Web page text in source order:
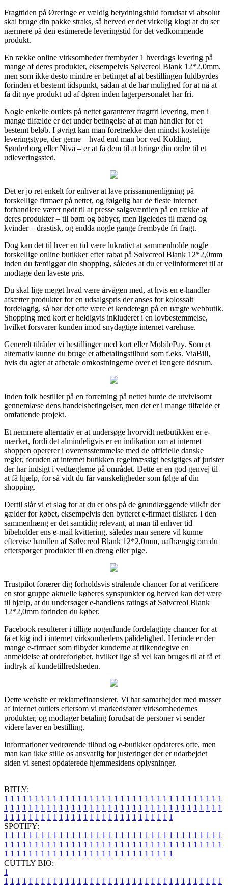
Fragttiden på Øreringe er vældig betydningsfuld forudsat vi absolut
skal bruge din pakke straks, så herved er det virkelig klogt at du ser
nærmere på den estimerede leveringstid for det vedkommende
produkt.
En række online virksomheder frembyder 1 hverdags levering på
mange af deres produkter, eksempelvis Sølvcreol Blank 12*2,0mm,
men som ikke desto mindre er betinget af at bestillingen fuldbyrdes
forinden et bestemt tidspunkt, sådan at de har mulighed for at nå at
få dit nye produkt ud af døren inden lagerpersonalet har fri.
Nogle enkelte outlets på nettet garanterer fragtfri levering, men i
mange tilfælde er det under betingelse af at man handler for et
bestemt beløb. I øvrigt kan man foretrække den mindst kostelige
leveringstype, der gerne – hvad end man bor ved Kolding,
Sønderborg eller Nivå – er at få dem til at bringe din ordre til et
udleveringssted.
Det er jo ret enkelt for enhver at lave prissammenligning på
forskellige firmaer på nettet, og følgelig har de fleste internet
forhandlere været nødt til at presse salgsværdien på en række af
deres produkter – til børn og babyer, men ligeledes til mænd og
kvinder – drastisk, og endda nogle gange frembyde fri fragt.
Dog kan det til hver en tid være lukrativt at sammenholde nogle
forskellige online butikker efter rabat på Sølvcreol Blank 12*2,0mm
inden du færdiggør din shopping, således at du er velinformeret til at
modtage den laveste pris.
Du skal lige meget hvad være årvågen med, at hvis en e-handler
afsætter produkter for en udsalgspris der anses for kolossalt
fordelagtig, så bør det ofte være et kendetegn på en uægte webbutik.
Shopping med kort er heldigvis inkluderet i en lovbestemmelse,
hvilket forsvarer kunden imod snydagtige internet varehuse.
Generelt tilråder vi bestillinger med kort eller MobilePay. Som et
alternativ kunne du bruge et afbetalingstilbud som f.eks. ViaBill,
hvis du agter at afbetale omkostningerne over et længere tidsrum.
Inden folk bestiller på en forretning på nettet burde de utvivlsomt
gennemlæse dens handelsbetingelser, men det er i mange tilfælde et
omfattende projekt.
Et nemmere alternativ er at undersøge hvorvidt netbutikken er e-
mærket, fordi det almindeligvis er en indikation om at internet
shoppen opererer i overensstemmelse med de officielle danske
regler, foruden at internet butikken regelmæssigt besigtiges af jurister
der har indsigt i vedtægterne på området. Dette er en god genvej til
at få hjælp, for så vidt du får vanskeligheder som følge af din
shopping.
Dertil slår vi et slag for at du er obs på de grundlæggende vilkår der
gælder for købet, eksempelvis den bytteret e-firmaet tilsikrer. I den
sammenhæng er det samtidig relevant, at man til enhver tid
bibeholder ens e-mail kvittering, således man senere vil kunne
eftervise handlen af Sølvcreol Blank 12*2,0mm, uafhængig om du
efterspørger produkter til en dreng eller pige.
Trustpilot forærer dig forholdsvis strålende chancer for at verificere
en stor gruppe aktuelle køberes synspunkter og herved kan det være
til hjælp, at du undersøger e-handlens ratings af Sølvcreol Blank
12*2,0mm forinden du køber.
Facebook resulterer i tillige nogenlunde fordelagtige chancer for at
få et kig ind i internet virksomhedens pålidelighed. Herinde er der
mange e-firmaer som tilbyder kunderne at tilkendegive en
anmeldelse af ordreforløbet, hvilket lige så vel kan bruges til at få et
indtryk af kundetilfredsheden.
Dette website er reklamefinansieret. Vi har samarbejder med masser
af internet outlets eftersom vi markedsfører virksomhedernes
produkter, og modtager betaling forudsat de personer vi sender
videre laver en bestilling.
Informationer vedrørende tilbud og e-butikker opdateres ofte, men
man kan ikke stille os ansvarlig for justeringer der er udarbejdet
siden vi senest opdaterede hjemmesidens oplysninger.
BITLY:
1 1 1 1 1 1 1 1 1 1 1 1 1 1 1 1 1 1 1 1 1 1 1 1 1 1 1 1 1 1 1 1 1 1 1 1
1 1 1 1 1 1 1 1 1 1 1 1 1 1 1 1 1 1 1 1 1 1 1 1 1 1 1 1 1 1 1 1 1 1 1 1
1 1 1 1 1 1 1 1 1 1 1 1 1 1 1 1 1 1 1 1 1 1 1 1 1 1 1 1
SPOTIFY:
1 1 1 1 1 1 1 1 1 1 1 1 1 1 1 1 1 1 1 1 1 1 1 1 1 1 1 1 1 1 1 1 1 1 1 1
1 1 1 1 1 1 1 1 1 1 1 1 1 1 1 1 1 1 1 1 1 1 1 1 1 1 1 1 1 1 1 1 1 1 1 1
1 1 1 1 1 1 1 1 1 1 1 1 1 1 1 1 1 1 1 1 1 1 1 1 1 1 1 1
CUTTLY BIO:
1
1 1 1 1 1 1 1 1 1 1 1 1 1 1 1 1 1 1 1 1 1 1 1 1 1 1 1 1 1 1 1 1 1 1 1 1